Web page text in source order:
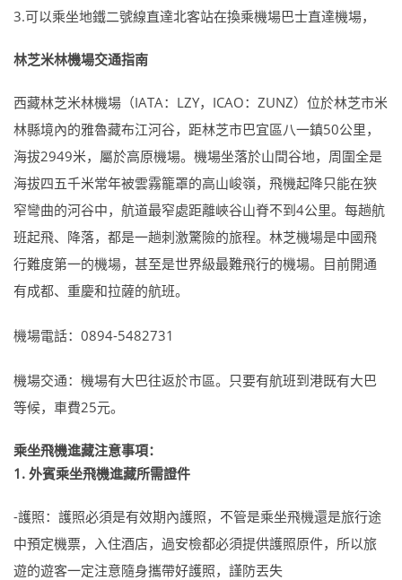
3.可以乘坐地鐵二號線直達北客站在換乘機場巴士直達機場，
林芝米林機場交通指南
西藏林芝米林機場（IATA：LZY，ICAO：ZUNZ）位於林芝市米
林縣境內的雅魯藏布江河谷，距林芝市巴宜區八一鎮50公里，
海拔2949米，屬於高原機場。機場坐落於山間谷地，周圍全是
海拔四五千米常年被雲霧籠罩的高山峻嶺，飛機起降只能在狹
窄彎曲的河谷中，航道最窄處距離峽谷山脊不到4公里。每趟航
班起飛、降落，都是一趟刺激驚險的旅程。林芝機場是中國飛
行難度第一的機場，甚至是世界級最難飛行的機場。目前開通
有成都、重慶和拉薩的航班。
機場電話：0894-5482731
機場交通：機場有大巴往返於市區。只要有航班到港既有大巴
等候，車費25元。
乘坐飛機進藏注意事項：
1. 外賓乘坐飛機進藏所需證件
-護照：護照必須是有效期內護照，不管是乘坐飛機還是旅行途
中預定機票，入住酒店，過安檢都必須提供護照原件，所以旅
遊的遊客一定注意隨身攜帶好護照，謹防丟失